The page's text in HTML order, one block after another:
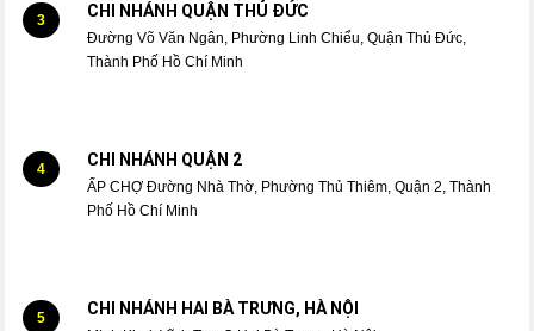
3 CHI NHÁNH QUẬN THỦ ĐỨC
Đường Võ Văn Ngân, Phường Linh Chiểu, Quận Thủ Đức,
Thành Phố Hồ Chí Minh
4 CHI NHÁNH QUẬN 2
ẤP CHỢ Đường Nhà Thờ, Phường Thủ Thiêm, Quận 2, Thành
Phố Hồ Chí Minh
5 CHI NHÁNH HAI BÀ TRƯNG, HÀ NỘI